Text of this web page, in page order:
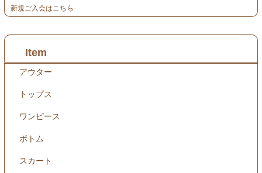
新規ご入会はこちら
Item
アウター
トップス
ワンピース
ボトム
スカート